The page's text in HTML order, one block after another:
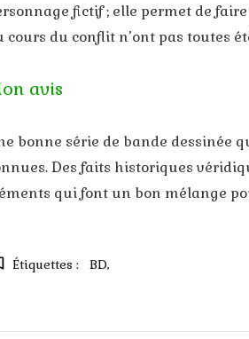
fictif ; elle permet de
cours du conflit n’ont pas toutes
avis
bonne série de bande dessinée
Des faits historiques
qui font un bon mélange
Étiquettes : BD